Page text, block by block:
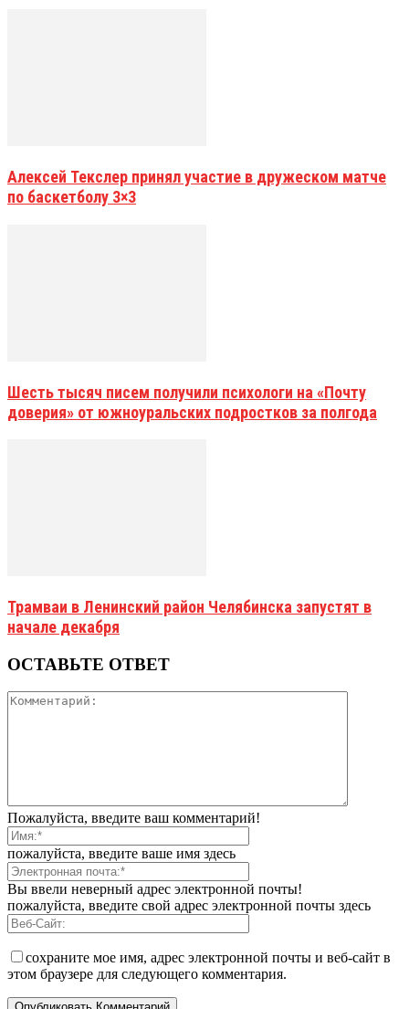
Алексей Текслер принял участие в дружеском матче
по баскетболу 3×3
Шесть тысяч писем получили психологи на «Почту
доверия» от южноуральских подростков за полгода
Трамваи в Ленинский район Челябинска запустят в
начале декабря
ОСТАВЬТЕ ОТВЕТ
Пожалуйста, введите ваш комментарий!
пожалуйста, введите ваше имя здесь
Вы ввели неверный адрес электронной почты!
пожалуйста, введите свой адрес электронной почты здесь
сохраните мое имя, адрес электронной почты и веб-сайт в
этом браузере для следующего комментария.